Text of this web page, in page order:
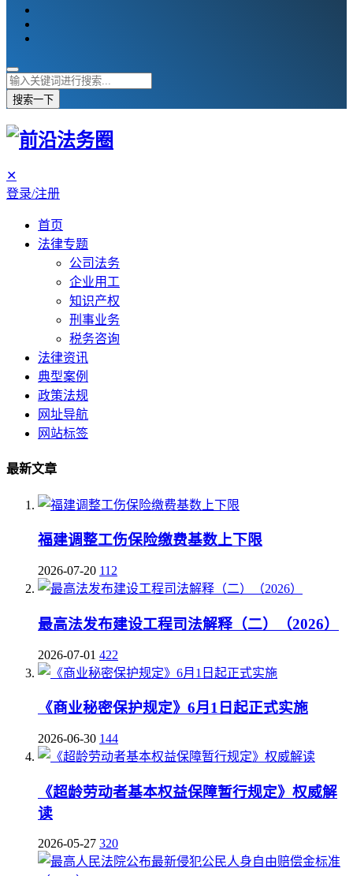
搜索一下
✕
登录/注册
首页
法律专题
公司法务
企业用工
知识产权
刑事业务
税务咨询
法律资讯
典型案例
政策法规
网址导航
网站标签
最新文章
福建调整工伤保险缴费基数上下限
2026-07-20 112
最高法发布建设工程司法解释（二）（2026）
2026-07-01 422
《商业秘密保护规定》6月1日起正式实施
2026-06-30 144
《超龄劳动者基本权益保障暂行规定》权威解
读
2026-05-27 320